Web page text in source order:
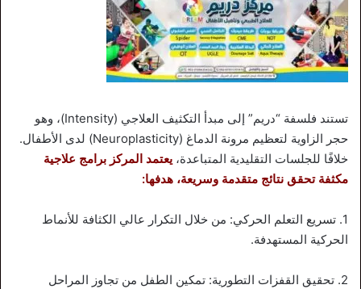
تستند فلسفة “دريم” إلى مبدأ التكثيف العلاجي (Intensity)، وهو
حجر الزاوية لتعظيم مرونة الدماغ (Neuroplasticity) لدى الأطفال.
خلافًا للجلسات التقليدية المتباعدة، يعتمد المركز برامج علاجية
مكثفة تحقق نتائج متقدمة وسريعة، هدفها:
1. تسريع التعلم الحركي: من خلال التكرار عالي الكثافة للأنماط
الحركية المستهدفة.
2. تحقيق القفزات التطورية: تمكين الطفل من تجاوز المراحل